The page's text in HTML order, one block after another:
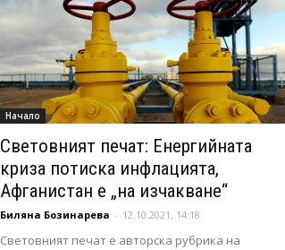
Начало
Световният печат: Енергийната
криза потиска инфлацията,
Афганистан е „на изчакване“
Биляна Бозинарева - 12.10.2021, 14:18
Световният печат е авторска рубрика на